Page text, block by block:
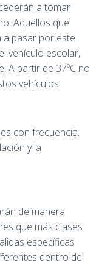
a tomar
Aquellos que
a pasar por este
vehículo escolar,
A partir de 37ºC no
vehículos.
con frecuencia.
y la
de manera
que más clases
específicas
dentro del